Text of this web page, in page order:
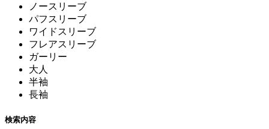
ノースリーブ
パフスリーブ
ワイドスリーブ
フレアスリーブ
ガーリー
大人
半袖
長袖
検索内容